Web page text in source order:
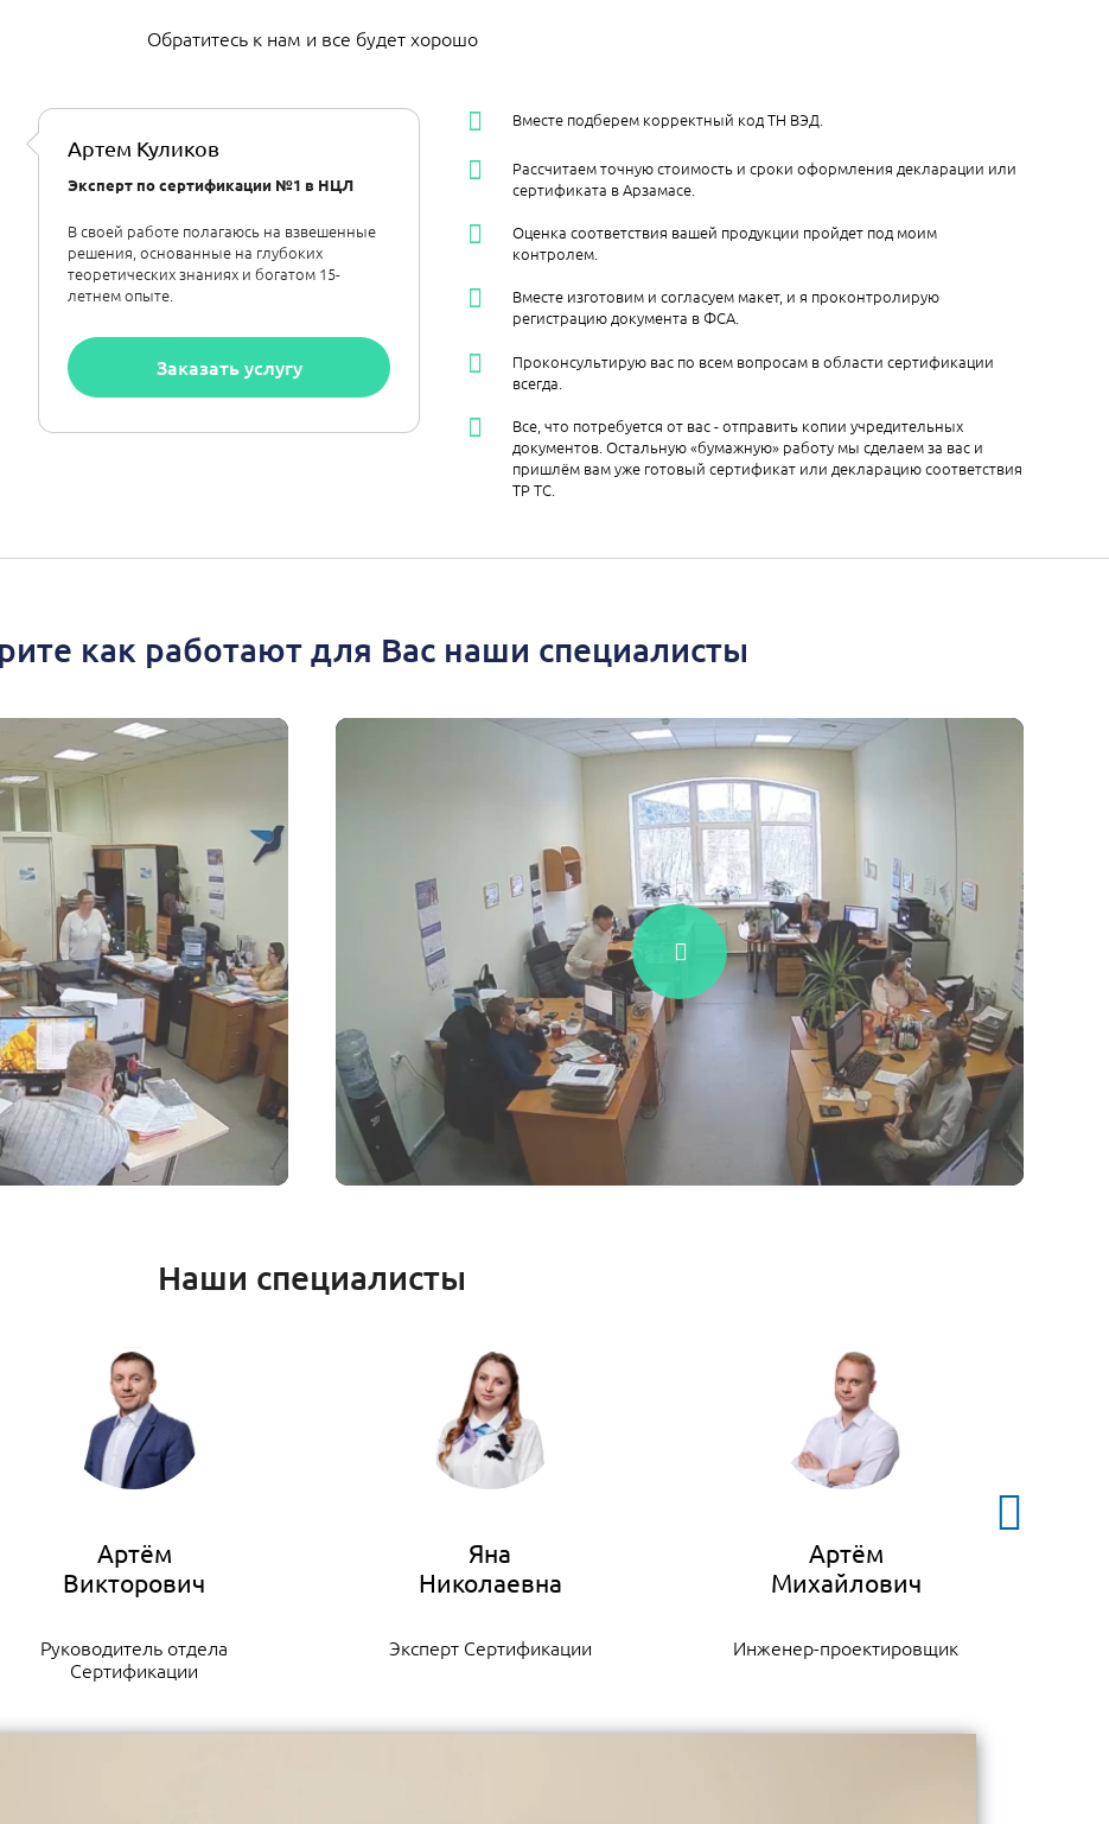
Обратитесь к нам и все будет хорошо
Артем Куликов
Эксперт по сертификации №1 в НЦЛ
В своей работе полагаюсь на взвешенные
решения, основанные на глубоких
теоретических знаниях и богатом 15-
летнем опыте.
Заказать услугу
Вместе подберем корректный код ТН ВЭД.
Рассчитаем точную стоимость и сроки оформления декларации или
сертификата в Арзамасе​.
Оценка соответствия вашей продукции пройдет под моим
контролем.
Вместе изготовим и согласуем макет, и я проконтролирую
регистрацию документа в ФСА.
Проконсультирую вас по всем вопросам в области сертификации
всегда.
Все, что потребуется от вас - отправить копии учредительных
документов. Остальную «бумажную» работу мы сделаем за вас и
пришлём вам уже готовый сертификат или декларацию соответствия
ТР ТС.
как работают для Вас наши специалисты
Наши специалисты
Артём
Руководитель отдела
Сертификации
Яна
Эксперт Сертификации
Артём
Инженер-проектировщик